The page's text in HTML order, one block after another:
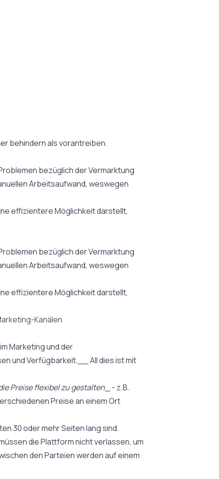
behindern als vorantreiben.
bezüglich der Vermarktung
Arbeitsaufwand, weswegen
effizientere Möglichkeit darstellt,
bezüglich der Vermarktung
Arbeitsaufwand, weswegen
effizientere Möglichkeit darstellt,
Kanälen
Marketing und der
und Verfügbarkeit.__ All dies ist mit
Preise flexibel zu gestalten _ - z.B.
Preise an einem Ort
30 oder mehr Seiten lang sind.
die Plattform nicht verlassen, um
den Parteien werden auf einem